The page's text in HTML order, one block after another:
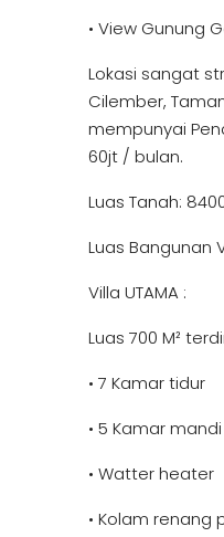
• View Gunung
Lokasi sangat
Cilember,
mempunyai
60jt / bulan.
Luas Tanah:
Luas Bangunan
Villa UTAMA :
Luas 700 M²
• 7 Kamar tidur
• 5 Kamar mandi
• Watter heater
• Kolam renang